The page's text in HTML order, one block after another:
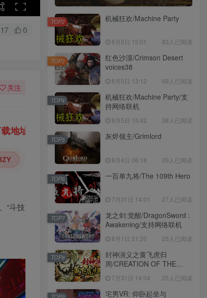
17 0
关注
后再查看 ~ ｜ 💡 建议收藏本站，方便获取最
“斗技
机械狂欢/Machine Party
8月2日 15:01 83人已阅读
TOP2
红色沙漠/Crimson Desert
voices38
8月5日 13:12 69人已阅读
TOP3
机械狂欢/Machine Party/支
持网络联机
8月5日 15:42 38人已阅读
TOP4
灰烬领主/Grimlord
8月4日 06:18 29人已阅读
TOP5
一百单九将/The 109th Hero
7月31日 14:01 27人已阅读
TOP6
龙之剑:觉醒/DragonSword :
Awakening/支持网络联机
8月1日 21:20 25人已阅读
TOP7
封神演义之黄飞虎归
周/CREATION OF THE
Passes
7月31日 14:04 25人已阅读
TOP8
宅男VR: 仰卧起坐与